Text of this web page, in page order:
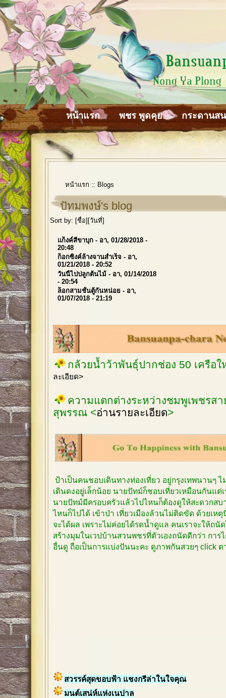
หน้าแรก พชร พูดคุย กระดานส
หน้าแรก :: Blogs
ปัทมพงษ์'s blog
Sort by: [ชื่อ][วันที่]
แก็งค์สี่ขาบุก - อา, 01/28/2018 -
20:48
ก็อกซิงค์ล้างจานสำเร็จ - อา,
01/21/2018 - 20:52
วันนี้ไปปลูกต้นไม้ - อา, 01/14/2018
- 20:54
ล็อกสามชั้นตู้กันหน่อย - อา,
01/07/2018 - 21:19
กล้วยน้ำว้าพันธุ์ปากช่อง 50 เครือ
ละเอียด>
ความแตกต่างระหว่างชมพูเพชรส
สุพรรณ <อ่านรายละเอียด>
ป้าเป็นคนชอบเดินทางท่องเที่ยว อยู่กรุงเทพนานๆ
เดินดงอยู่เล็กน้อย นายปัทม์ก็ชอบเที่ยวเหมือนกันแต่
นายปัทม์มีครอบครัวแล้วไปไหนก็ต้องดูให้สะดวกส
ไหนก็ไปได้ เข้าป่า เที่ยวเมืองล้วนไม่ติดขัด ด้วยเห
จะได้ผล เพราะไม่ค่อยได้รดน้ำดูแล คนเราจะให้ถนั
สร้างมุมในเวปบ้านสวนพชรที่ตัวเองถนัดดีกว่า การ
อื่นดู ถือเป็นการแบ่งปันนะคะ ดูภาพกันสวยๆ click ต
สวรรค์สุดขอบฟ้า แชงกรีล่าในใจคุณ
มนต์เสน่ห์แห่งเนปาล